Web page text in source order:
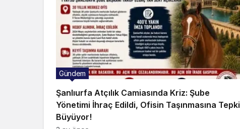
Şanlıurfa Atçılık Camiasında Kriz: Şube
Yönetimi İhraç Edildi, Ofisin Taşınmasına Tepki
Büyüyor!
Gündem